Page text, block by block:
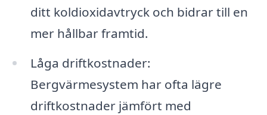
ditt koldioxidavtryck och bidrar till en
mer hållbar framtid.
Låga driftkostnader:
Bergvärmesystem har ofta lägre
driftkostnader jämfört med